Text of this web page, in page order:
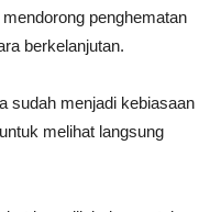
penghematan
berkelanjutan.
sudah menjadi kebiasaan
melihat langsung